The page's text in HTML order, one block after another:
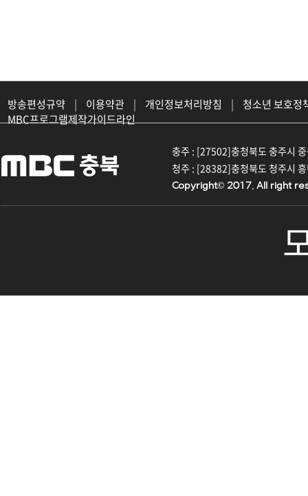
방송편성규약 | 이용약관 | 개인정보처리방침 |
청소년 보호정
MBC프로그램제작가이드라인
충주 : [27502]충청북도 충주시
청주 : [28382]충청북도 청주시
Copyright© 2017. All right